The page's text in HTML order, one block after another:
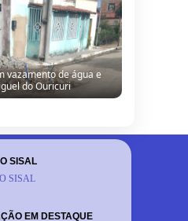
morador denuncia
em Barrocas
SISAL
SISAL
EM DESTAQUE